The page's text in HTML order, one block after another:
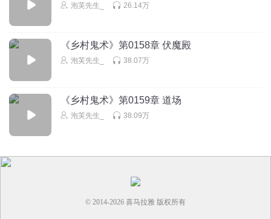
泡芙先生_ 26.14万
《乡村鬼术》第0158章 伏魔殿
泡芙先生_ 38.07万
《乡村鬼术》第0159章 道场
泡芙先生_ 38.09万
© 2014-2026 喜马拉雅 版权所有